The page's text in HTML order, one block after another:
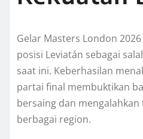
Gelar Masters London
posisi Leviatán sebagai
saat ini. Keberhasilan
partai final membuktikan
bersaing dan
berbagai region.